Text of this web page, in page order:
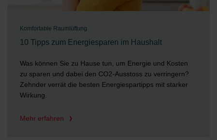
Komfortable Raumlüftung
10 Tipps zum Energiesparen im Haushalt
Was können Sie zu Hause tun, um Energie und Kosten
zu sparen und dabei den CO2-Ausstoss zu verringern?
Zehnder verrät die besten Energiespartipps mit starker
Wirkung.
Mehr erfahren